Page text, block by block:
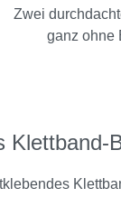
Zwei
ganz ohne
Klettband-